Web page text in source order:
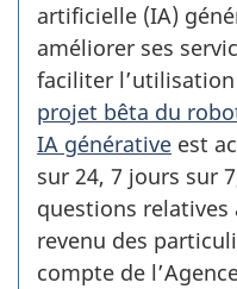
artificielle (IA)
améliorer ses
faciliter
projet bêta du
IA générative est
sur 24, 7 jours sur
questions relatives
revenu des
compte de